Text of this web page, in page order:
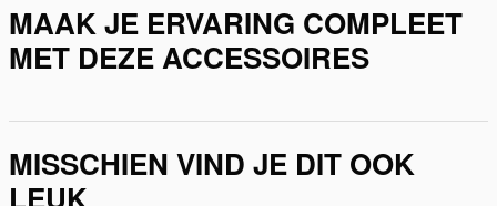
MAAK JE ERVARING COMPLEET
MET DEZE ACCESSOIRES
MISSCHIEN VIND JE DIT OOK
LEUK